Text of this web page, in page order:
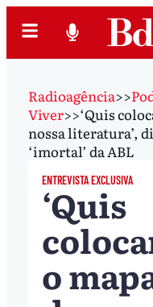
Radioagência>>
Viver>>‘Quis
nossa literatura’,
‘imortal’ da ABL
ENTREVISTA EXCLUSIVA
‘Quis
o